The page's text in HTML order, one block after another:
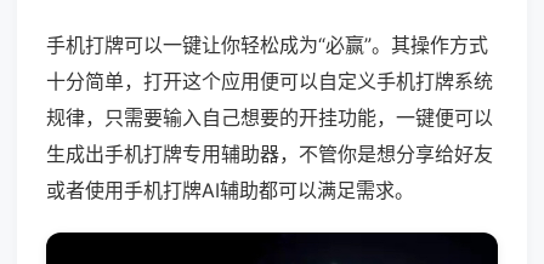
手机打牌可以一键让你轻松成为“必赢”。其操作方式
十分简单，打开这个应用便可以自定义手机打牌系统
规律，只需要输入自己想要的开挂功能，一键便可以
生成出手机打牌专用辅助器，不管你是想分享给好友
或者使用手机打牌AI辅助都可以满足需求。